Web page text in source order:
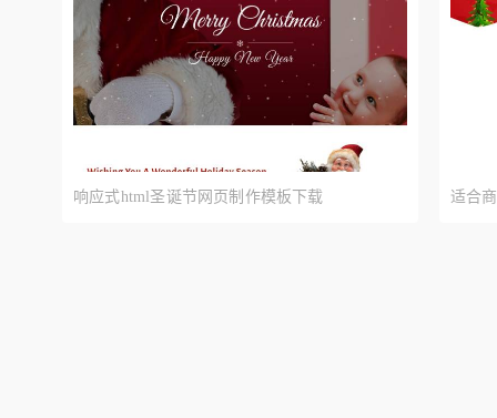
响应式html圣诞节网页制作模板下载 适合